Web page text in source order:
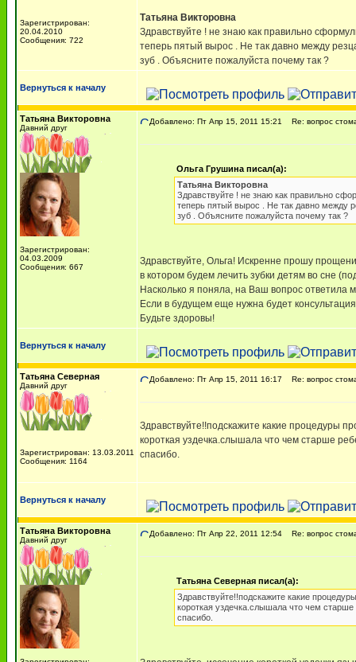
Зарегистрирован:
20.04.2010
Сообщения: 722
Татьяна Викторовна
Здравствуйте ! не знаю как правильно
теперь пятый вырос . Не так давно между
зуб . Объясните пожалуйста почему так ?
Вернуться к началу
Татьяна Викторовна
Давний друг
Зарегистрирован:
04.03.2009
Сообщения: 667
Добавлено: Пт Апр 15, 2011 15:21 Re: вопрос
Ольга Грушина писал(а):
Татьяна Викторовна
Здравствуйте ! не знаю как правильно
теперь пятый вырос . Не так давно между
зуб . Объясните пожалуйста почему так ?
Здравствуйте, Ольга! Искренне прошу
в котором будем лечить зубки детям во сне
Насколько я поняла, на Ваш вопрос ответила
Если в будущем еще нужна будет
Будьте здоровы!
Вернуться к началу
Татьяна Северная
Давний друг
Зарегистрирован: 13.03.2011
Сообщения: 1164
Добавлено: Пт Апр 15, 2011 16:17 Re: вопрос
Здравствуйте!!подскажите какие процедуры
короткая уздечка.слышала что чем старше
спасибо.
Вернуться к началу
Татьяна Викторовна
Давний друг
Добавлено: Пт Апр 22, 2011 12:54 Re: вопрос
Татьяна Северная писал(а):
Здравствуйте!!подскажите какие
короткая уздечка.слышала что чем
спасибо.